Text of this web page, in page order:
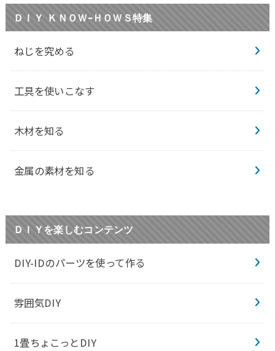
ＤＩＹ ＫＮＯＷ-ＨＯＷＳ特集
ねじを究める
工具を使いこなす
木材を知る
金属の素材を知る
ＤＩＹを楽しむコンテンツ
DIY-IDのパーツを使って作る
雰囲気DIY
1畳ちょこっとDIY